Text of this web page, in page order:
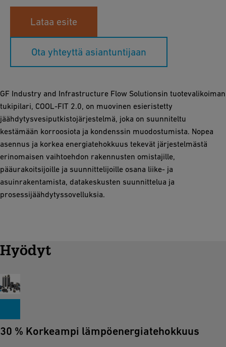
Lataa esite
Ota yhteyttä asiantuntijaan
GF Industry and Infrastructure Flow Solutionsin tuotevalikoiman
tukipilari, COOL-FIT 2.0, on muovinen esieristetty
jäähdytysvesiputkistojärjestelmä, joka on suunniteltu
kestämään korroosiota ja kondenssin muodostumista. Nopea
asennus ja korkea energiatehokkuus tekevät järjestelmästä
erinomaisen vaihtoehdon rakennusten omistajille,
pääurakoitsijoille ja suunnittelijoille osana liike- ja
asuinrakentamista, datakeskusten suunnittelua ja
prosessijäähdytyssovelluksia.
Hyödyt
30 % Korkeampi lämpöenergiatehokkuus